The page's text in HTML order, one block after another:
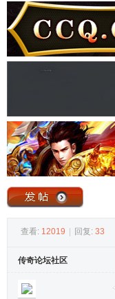
奇
查看: 12019 回复: 33
传奇论坛社区